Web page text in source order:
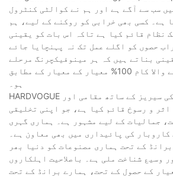
سب سے آگے ہے اور ہم نے کوالٹی کنٹرول
ہے۔ کسی بھی خرابی کو روکنے کے لیے، ہم
نظام قائم کیا ہے تاکہ اس بات کو یقینی
حصوں کو اگلے عمل تک نہ پہنچایا جائے
بناتے ہیں کہ ہر مینوفیکچرنگ مرحلے
پر انجام دیا جانے والا کام 100% معیار کے معیار کے مطابق
ہو۔
HARDVOGUE نے ہماری مصنوعات کی سیریز کے ساتھ مقامی اور
اثر و رسوخ قائم کیا ہے، جو اپنی تخلیقی
جمالیات کے لیے مشہور ہے۔ ہماری گہری
کی پائیداری میں بھی معاون ہے۔
کے تحت ہماری مصنوعات کو دنیا بھر
وسیع شناخت ملی ہے۔ باصلاحیت اہلکاروں
کے حصول کے تحت، ہمارے برانڈ کے تحت